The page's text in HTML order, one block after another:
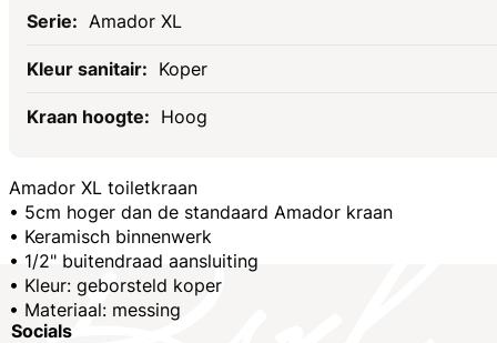
Amador XL
Koper
Hoog
Amador XL toiletkraan
• 5cm hoger dan de standaard Amador kraan
• Keramisch binnenwerk
• 1/2" buitendraad aansluiting
• Kleur: geborsteld koper
• Materiaal: messing
Socials